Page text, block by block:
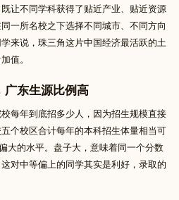
让不同学科获得了贴近产业、贴近资源
一所名校之下选择不同城市、不同方向
来说，珠三角这片中国经济最活跃的土
值。
广东生源比例高
每年到底招多少人，因为招生规模直接
个校区合计每年的本科招生体量相当可
大的水平。盘子大，意味着同一个分数
对中等偏上的同学其实是利好，录取的